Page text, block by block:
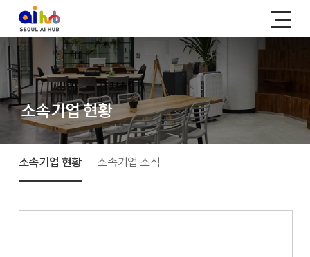
소속기업 현황
소속기업 현황 소속기업 소식